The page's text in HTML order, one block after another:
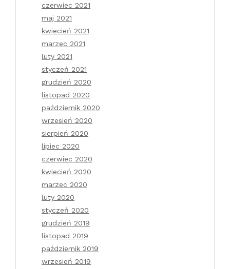
czerwiec 2021
maj 2021
kwiecień 2021
marzec 2021
luty 2021
styczeń 2021
grudzień 2020
listopad 2020
październik 2020
wrzesień 2020
sierpień 2020
lipiec 2020
czerwiec 2020
kwiecień 2020
marzec 2020
luty 2020
styczeń 2020
grudzień 2019
listopad 2019
październik 2019
wrzesień 2019